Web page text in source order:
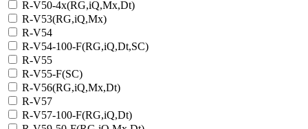
R-V50-4x(RG,iQ,Mx,Dt)
R-V53(RG,iQ,Mx)
R-V54
R-V54-100-F(RG,iQ,Dt,SC)
R-V55
R-V55-F(SC)
R-V56(RG,iQ,Mx,Dt)
R-V57
R-V57-100-F(RG,iQ,Dt)